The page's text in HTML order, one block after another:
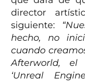
director
siguiente:
hecho, no
cuando
Afterworld, el
‘Unreal